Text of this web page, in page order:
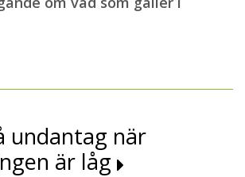
undantag när
är låg